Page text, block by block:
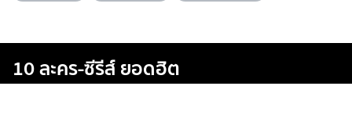
10 ละคร-ซีรีส์ ยอดฮิต